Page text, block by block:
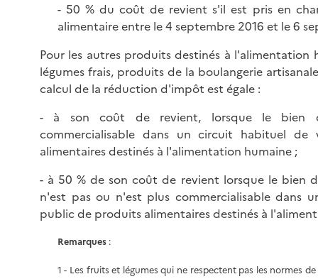
- 50 % du coût de revient s'il est pris en
alimentaire entre le 4 septembre 2016 et le 6
Pour les autres produits destinés à l'alimentation
légumes frais, produits de la boulangerie
calcul de la réduction d'impôt est égale :
- à son coût de revient, lorsque le bien
commercialisable dans un circuit habituel
alimentaires destinés à l'alimentation humaine ;
- à 50 % de son coût de revient lorsque le bien
n'est pas ou n'est plus commercialisable dans
public de produits alimentaires destinés à
Remarques:
1 - Les fruits et légumes qui ne respectent pas les normes